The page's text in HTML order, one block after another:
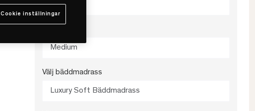
Grå
Medium
Välj bäddmadrass
Luxury Soft Bäddmadrass
Cookie inställningar